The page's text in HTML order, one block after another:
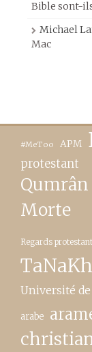
Bible sont-
Michael
Mac
#MeToo APM
protestant
Morte
Regards
Université
arabe